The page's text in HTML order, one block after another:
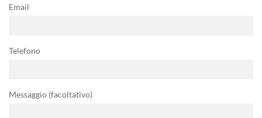
Email
Telefono
Messaggio (facoltativo)